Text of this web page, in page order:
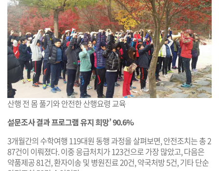
산행 전 몸 풀기와 안전한 산행요령 교육
설문조사 결과 프로그램 유지 희망’ 90.6%
3개월간의 수학여행 119대원 동행 과정을 살펴보면, 안전조치는 총 2
87건이 이뤄졌다. 이중 응급처치가 123건으로 가장 많았고, 다음은
약품제공 81건, 환자이송 및 병원진료 20건, 약국처방 5건, 기타 단순